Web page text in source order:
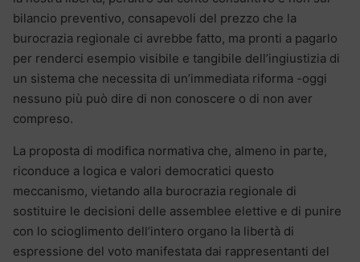
bilancio preventivo, consapevoli del prezzo che la
burocrazia regionale ci avrebbe fatto, ma pronti a pagarlo
per renderci esempio visibile e tangibile dell’ingiustizia di
un sistema che necessita di un’immediata riforma -oggi
nessuno più può dire di non conoscere o di non aver
compreso.
La proposta di modifica normativa che, almeno in parte,
riconduce a logica e valori democratici questo
meccanismo, vietando alla burocrazia regionale di
sostituire le decisioni delle assemblee elettive e di punire
con lo scioglimento dell’intero organo la libertà di
espressione del voto manifestata dai rappresentanti del